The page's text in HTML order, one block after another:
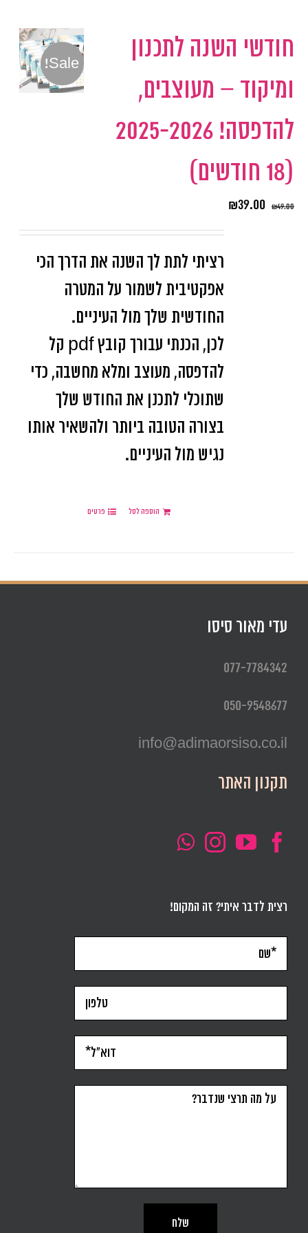
Sale!
חודשי השנה לתכנון
ומיקוד – מעוצבים,
להדפסה! 2025-2026
(18 חודשים)
₪49.00
₪39.00
רציתי לתת לך השנה את הדרך הכי
אפקטיבית לשמור על המטרה
החודשית שלך מול העיניים.
לכן, הכנתי עבורך קובץ pdf קל
להדפסה, מעוצב ומלא מחשבה, כדי
שתוכלי לתכנן את החודש שלך
בצורה הטובה ביותר ולהשאיר אותו
נגיש מול העיניים.
הוספה לסל פרטים
עדי מאור סיסו
077-7784342
050-9548677
info@adimaorsiso.co.il
תקנון האתר
רצית לדבר איתי? זה המקום!